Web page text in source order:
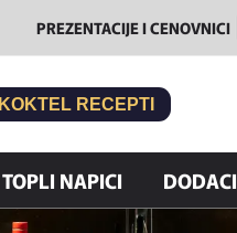
PREZENTACIJE I CENOVNICI
KOKTEL RECEPTI
TOPLI NAPICI DODACI